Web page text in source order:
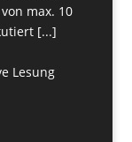
max. 10
[...]
Lesung